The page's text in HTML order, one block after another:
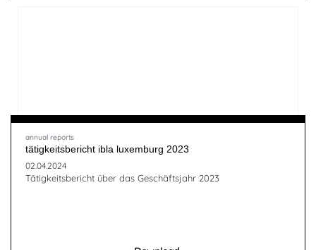
annual reports
tätigkeitsbericht ibla luxemburg 2023
02.04.2024
Tätigkeitsbericht über das Geschäftsjahr 2023